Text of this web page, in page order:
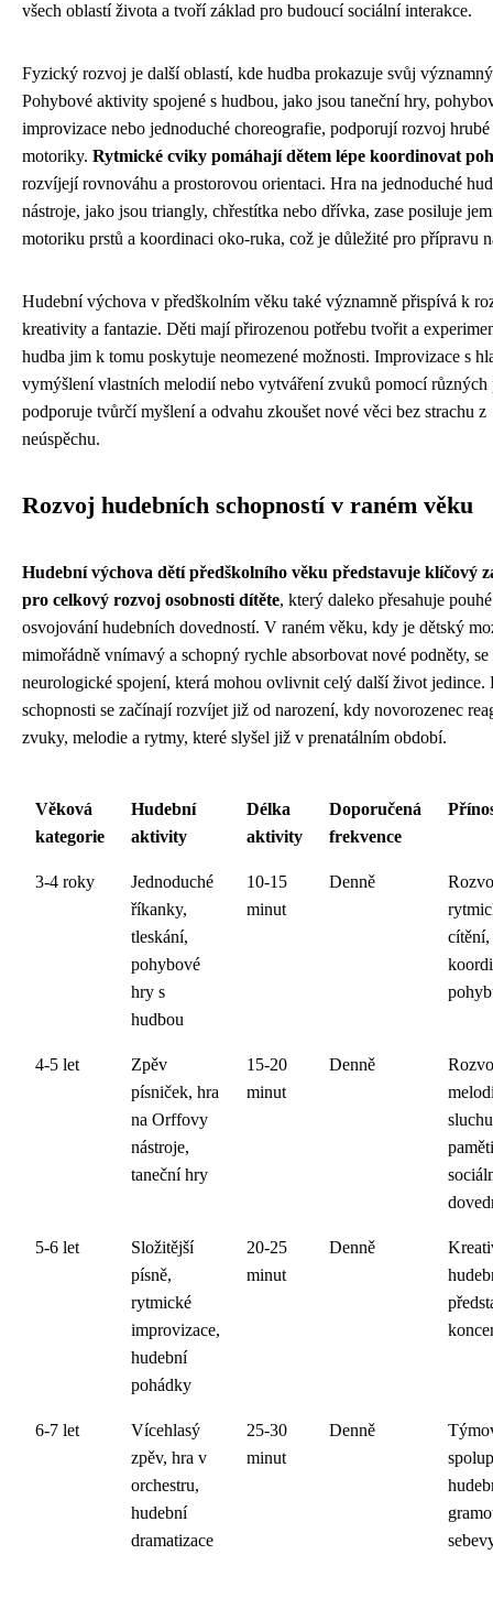
všech oblastí života a tvoří základ pro budoucí sociální interakce.
Fyzický rozvoj je další oblastí, kde hudba prokazuje svůj
Pohybové aktivity spojené s hudbou, jako jsou taneční hry,
improvizace nebo jednoduché choreografie, podporují rozvoj
motoriky. Rytmické cviky pomáhají dětem lépe koordinovat
rozvíjejí rovnováhu a prostorovou orientaci. Hra na jednoduché
nástroje, jako jsou triangly, chřestítka nebo dřívka, zase posiluje
motoriku prstů a koordinaci oko-ruka, což je důležité pro přípravu
Hudební výchova v předškolním věku také významně přispívá k
kreativity a fantazie. Děti mají přirozenou potřebu tvořit a
hudba jim k tomu poskytuje neomezené možnosti. Improvizace s
vymýšlení vlastních melodií nebo vytváření zvuků pomocí různých
podporuje tvůrčí myšlení a odvahu zkoušet nové věci bez strachu z
neúspěchu.
Rozvoj hudebních schopností v raném věku
Hudební výchova dětí předškolního věku představuje klíčový
pro celkový rozvoj osobnosti dítěte, který daleko přesahuje pouhé
osvojování hudebních dovedností. V raném věku, kdy je dětský
mimořádně vnímavý a schopný rychle absorbovat nové podněty,
neurologické spojení, která mohou ovlivnit celý další život jedince.
schopnosti se začínají rozvíjet již od narození, kdy novorozenec
zvuky, melodie a rytmy, které slyšel již v prenatálním období.
Věková
kategorie
Hudební
aktivity
Délka
aktivity
Doporučená
frekvence
3-4 roky
Jednoduché
říkanky,
tleskání,
pohybové
hry s
hudbou
10-15
minut
Denně
cítění,
4-5 let
Zpěv
písniček, hra
na Orffovy
nástroje,
taneční hry
15-20
minut
Denně
5-6 let
Složitější
písně,
rytmické
improvizace,
hudební
pohádky
20-25
minut
Denně
6-7 let
Vícehlasý
zpěv, hra v
orchestru,
hudební
dramatizace
25-30
minut
Denně